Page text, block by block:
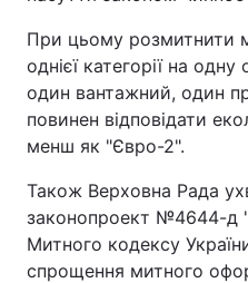
При цьому розмитнити
однієї категорії на
один вантажний, один
повинен відповідати
менш як "Євро-2".
Також Верховна Рада
законопроект №4644-д
Митного кодексу
спрощення митного